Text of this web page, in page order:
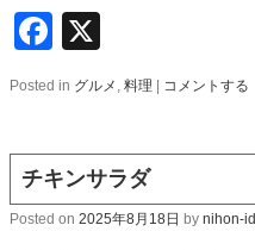
Facebook
Posted in グルメ , 料理 コメントする
チキンサラダ
Posted on 2025年8月18日 by nihon-